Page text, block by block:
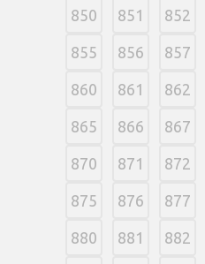
850 851 852
855 856 857
860 861 862
865 866 867
870 871 872
875 876 877
880 881 882